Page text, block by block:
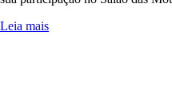
Leia mais